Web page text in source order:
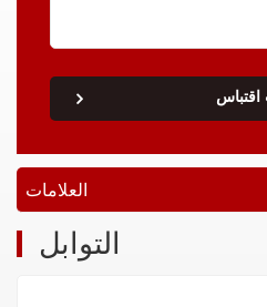
اقتباس
العلامات
التوابل